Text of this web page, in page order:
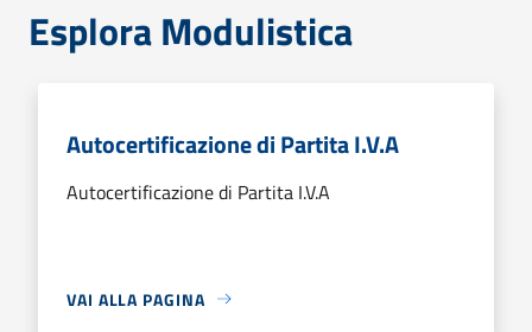
Esplora Modulistica
Autocertificazione di Partita I.V.A
Autocertificazione di Partita I.V.A
VAI ALLA PAGINA